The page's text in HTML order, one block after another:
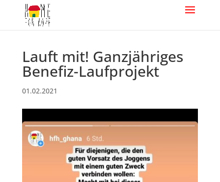
Lauft mit! Ganzjähriges
Benefiz-Laufprojekt
01.02.2021